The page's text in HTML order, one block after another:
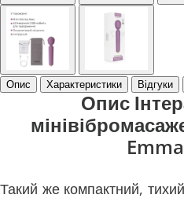
Опис Характеристики Відгуки
Опис
Такий же компактний,